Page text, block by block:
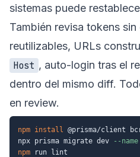
sistemas puede
También revisa tokens
reutilizables, URLs
Host , auto-login tras el
dentro del mismo diff.
en review.
npm install @prisma/client
npx prisma migrate dev
--name
npm